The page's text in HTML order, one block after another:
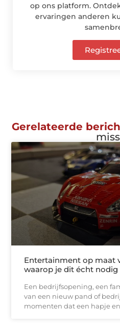
op ons platform.
ervaringen anderen
Gerelateerde
Entertainment op maat
waarop je dit écht
Een bedrijfsopening, een
van een nieuw pand of
momenten dat een hapje